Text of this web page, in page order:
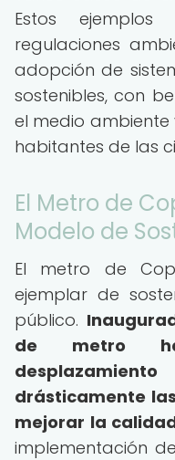
Estos
regulaciones
adopción de
sostenibles, con
el medio
habitantes de las
El Metro de
Modelo de
El metro de
ejemplar de
público.
de metro
drásticamente
mejorar la
implementación